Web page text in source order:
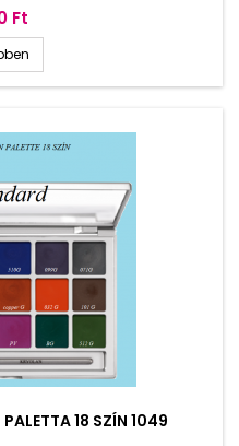
Ft
18 SZÍN 1049